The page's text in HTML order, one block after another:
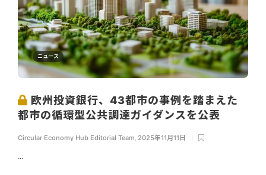
ニュース
欧州投資銀行、43都市の事例を踏まえた
都市の循環型公共調達ガイダンスを公表
Circular Economy Hub Editorial Team 2025年11月11日
...